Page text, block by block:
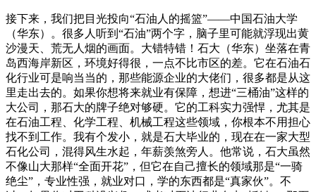
接下来，我们把目光投向“石油人的摇篮”——中国石油大学
（华东）。很多人听到“石油”两个字，脑子里可能就浮现出黄
沙漫天、荒无人烟的画面。大错特错！石大（华东）坐落在青
岛西海岸新区，环境好得很，一点不比市区的差。它在石油石
化行业可是响当当的，那些能源企业的大佬们，很多都是从这
里走出去的。如果你想将来就业有保障，想进“三桶油”这样的
大公司，那石大的牌子绝对够硬。它的工科实力强悍，尤其是
在石油工程、化学工程、机械工程这些领域，你根本不用担心
找不到工作。我有个发小，就是石大毕业的，现在在一家大型
石化公司，混得风生水起，年薪羡煞旁人。他常说，石大虽然
不像山大那样“全面开花”，但它在自己擅长的领域那是“一骑
绝尘”，专业性强，就业对口，学的东西都是“真家伙”。不